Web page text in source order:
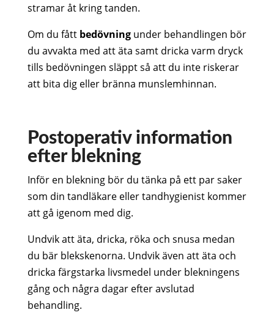
stramar åt kring tanden.
Om du fått bedövningunder behandlingen bör
du avvakta med att äta samt dricka varm dryck
tills bedövningen släppt så att du inte riskerar
att bita dig eller bränna munslemhinnan.
Postoperativ information
efter blekning
Inför en blekning bör du tänka på ett par saker
som din tandläkare eller tandhygienist kommer
att gå igenom med dig.
Undvik att äta, dricka, röka och snusa medan
du bär blekskenorna. Undvik även att äta och
dricka färgstarka livsmedel under blekningens
gång och några dagar efter avslutad
behandling.